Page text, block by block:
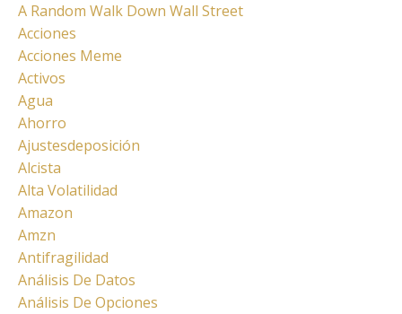
A Random Walk Down Wall Street
Acciones
Acciones Meme
Activos
Agua
Ahorro
Ajustesdeposición
Alcista
Alta Volatilidad
Amazon
Amzn
Antifragilidad
Análisis De Datos
Análisis De Opciones